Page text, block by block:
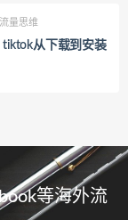
流量思维
tiktok从下载到安装
等海外流